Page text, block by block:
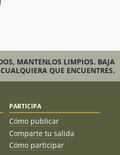
MANTENLOS LIMPIOS. BAJA
QUE ENCUENTRES.
PARTICIPA
Cómo publicar
Comparte tu salida
Cómo participar